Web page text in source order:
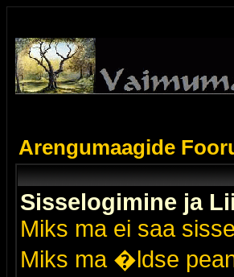
Arengumaagide
Sisselogimine ja
Miks ma ei saa
Miks ma �ldse